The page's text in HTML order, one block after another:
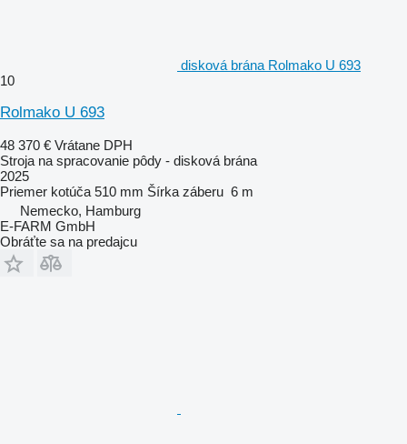
disková brána Rolmako U 693
10
Rolmako U 693
48 370 € Vrátane DPH
Stroja na spracovanie pôdy - disková brána
2025
Priemer kotúča 510 mm Šírka záberu 6 m
Nemecko, Hamburg
E-FARM GmbH
Obráťte sa na predajcu